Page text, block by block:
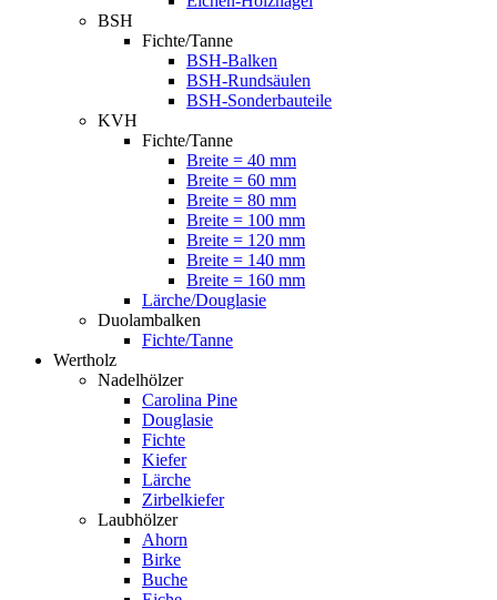
BSH
Fichte/Tanne
BSH-Balken
BSH-Rundsäulen
BSH-Sonderbauteile
KVH
Fichte/Tanne
Breite = 40 mm
Breite = 60 mm
Breite = 80 mm
Breite = 100 mm
Breite = 120 mm
Breite = 140 mm
Breite = 160 mm
Lärche/Douglasie
Duolambalken
Fichte/Tanne
Wertholz
Nadelhölzer
Carolina Pine
Douglasie
Fichte
Kiefer
Lärche
Zirbelkiefer
Laubhölzer
Ahorn
Birke
Buche